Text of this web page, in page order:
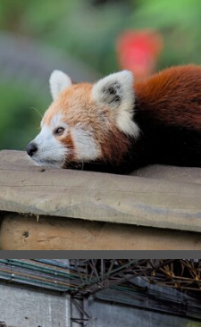
10
82 photos